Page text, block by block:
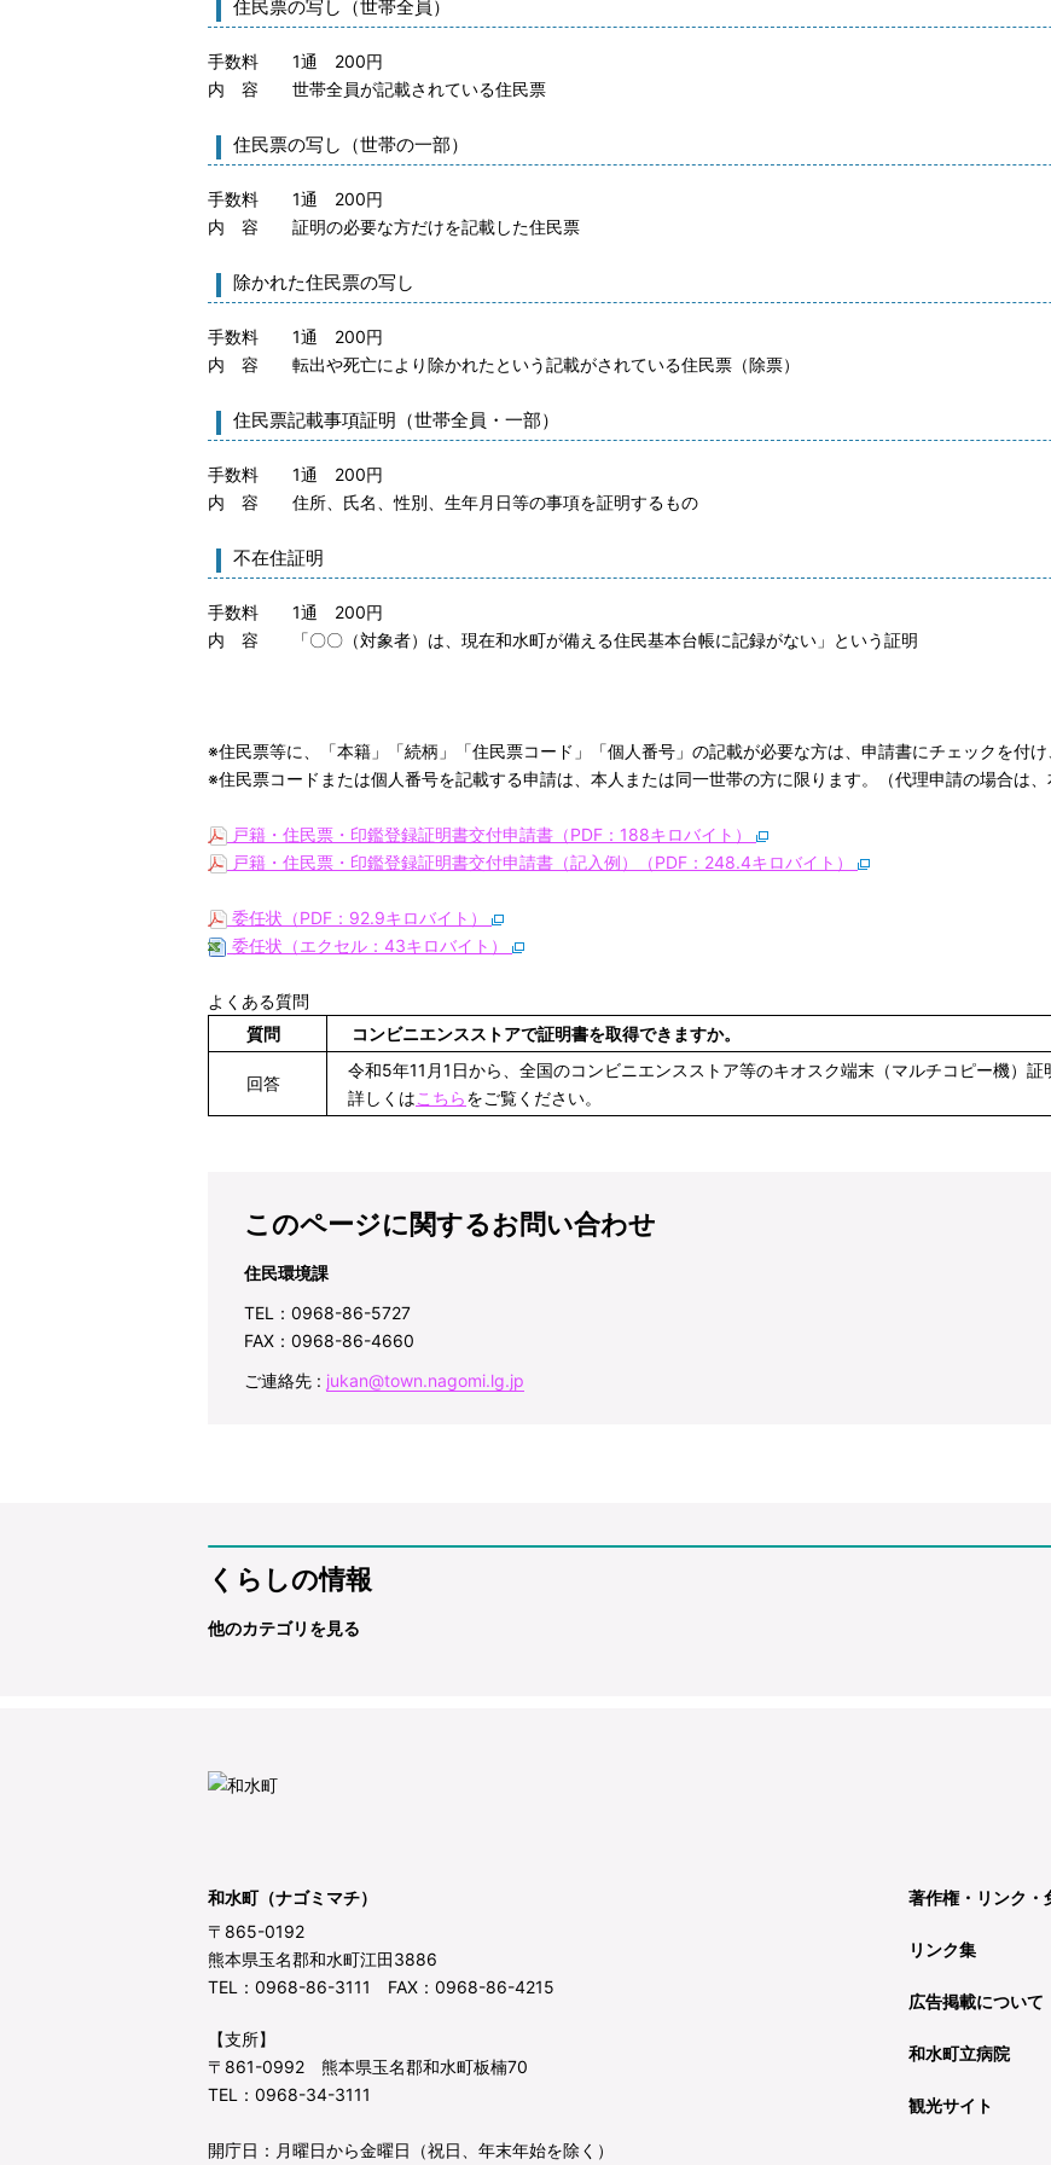
住民票の写し（世帯全員）
手数料 1通 200円
内 容 世帯全員が記載されている住民票
住民票の写し（世帯の一部）
手数料 1通 200円
内 容 証明の必要な方だけを記載した住民票
除かれた住民票の写し
手数料 1通 200円
内 容 転出や死亡により除かれたという記載がされている住民票（除票）
住民票記載事項証明（世帯全員・一部）
手数料 1通 200円
内 容 住所、氏名、性別、生年月日等の事項を証明するもの
不在住証明
手数料 1通 200円
内 容 「〇〇（対象者）は、現在和水町が備える住民基本台帳に記録がない」という証明
※住民票等に、「本籍」「続柄」「住民票コード」「個人番号」の記載が必要な方は、申請書にチェックを付け
※住民票コードまたは個人番号を記載する申請は、本人または同一世帯の方に限ります。（代理申請の場合は、
戸籍・住民票・印鑑登録証明書交付申請書（PDF：188キロバイト）
戸籍・住民票・印鑑登録証明書交付申請書（記入例）（PDF：248.4キロバイト）
委任状（PDF：92.9キロバイト）
委任状（エクセル：43キロバイト）
よくある質問
質問
コンビニエンスストアで証明書を取得できますか。
回答
令和5年11月1日から、全国のコンビニエンスストア等のキオスク端末（マルチコピー機）証
詳しくはこちらをご覧ください。
このページに関するお問い合わせ
住民環境課
TEL：0968-86-5727
FAX：0968-86-4660
ご連絡先 : jukan@town.nagomi.lg.jp
くらしの情報
他のカテゴリを見る
和水町（ナゴミマチ）
〒865-0192
熊本県玉名郡和水町江田3886
TEL：0968-86-3111 FAX：0968-86-4215
【支所】
〒861-0992 熊本県玉名郡和水町板楠70
TEL：0968-34-3111
開庁日：月曜日から金曜日（祝日、年末年始を除く）
著作権・リンク・
リンク集
広告掲載について
和水町立病院
観光サイト